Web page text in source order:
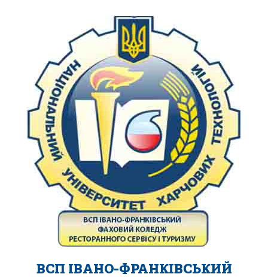
ВСП ІВАНО-ФРАНКІВСЬКИЙ